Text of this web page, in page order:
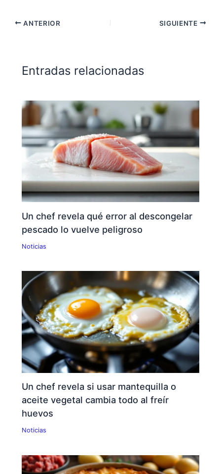
ANTERIOR SIGUIENTE
Entradas relacionadas
Un chef revela qué error al descongelar
pescado lo vuelve peligroso
Noticias
Un chef revela si usar mantequilla o
aceite vegetal cambia todo al freír
huevos
Noticias